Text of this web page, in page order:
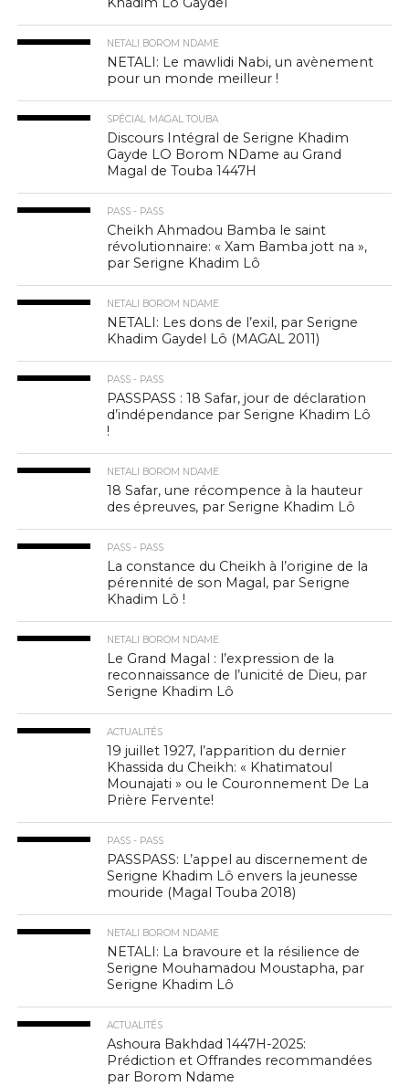
NETALI BOROM NDAME
NETALI: Le mawlidi Nabi, un avènement
pour un monde meilleur !
SPÉCIAL MAGAL TOUBA
Discours Intégral de Serigne Khadim
Gayde LO Borom NDame au Grand
Magal de Touba 1447H
PASS - PASS
Cheikh Ahmadou Bamba le saint
révolutionnaire: « Xam Bamba jott na »,
par Serigne Khadim Lô
NETALI BOROM NDAME
NETALI: Les dons de l’exil, par Serigne
Khadim Gaydel Lô (MAGAL 2011)
PASS - PASS
PASSPASS : 18 Safar, jour de déclaration
d’indépendance par Serigne Khadim Lô
!
NETALI BOROM NDAME
18 Safar, une récompence à la hauteur
des épreuves, par Serigne Khadim Lô
PASS - PASS
La constance du Cheikh à l’origine de la
pérennité de son Magal, par Serigne
Khadim Lô !
NETALI BOROM NDAME
Le Grand Magal : l’expression de la
reconnaissance de l’unicité de Dieu, par
Serigne Khadim Lô
ACTUALITÉS
19 juillet 1927, l’apparition du dernier
Khassida du Cheikh: « Khatimatoul
Mounajati » ou le Couronnement De La
Prière Fervente!
PASS - PASS
PASSPASS: L’appel au discernement de
Serigne Khadim Lô envers la jeunesse
mouride (Magal Touba 2018)
NETALI BOROM NDAME
NETALI: La bravoure et la résilience de
Serigne Mouhamadou Moustapha, par
Serigne Khadim Lô
ACTUALITÉS
Ashoura Bakhdad 1447H-2025:
Prédiction et Offrandes recommandées
par Borom Ndame